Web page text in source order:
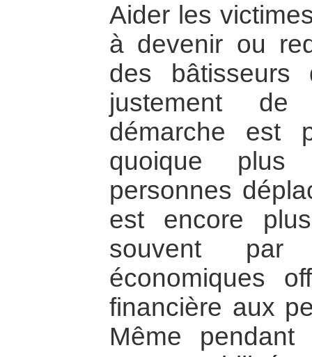
Aider les
à devenir ou
des
justement de
démarche est
quoique
personnes
est encore
souvent par
économiques
financière aux
Même